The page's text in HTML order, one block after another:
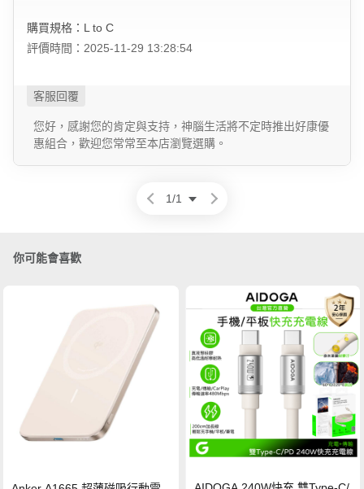
購買規格：L to C
評價時間：2025-11-29 13:28:54
您好，感謝您的肯定與支持，神腦生活將不定時推出好康優
惠組合，歡迎您常常至本店瀏覽選購。
1/1
你可能會喜歡